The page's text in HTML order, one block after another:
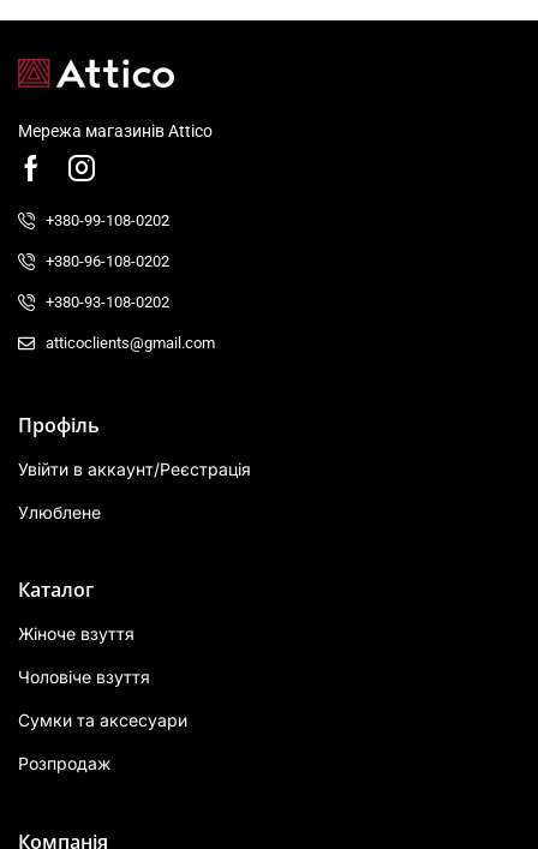
Мережа магазинів Attico
+380-99-108-0202
+380-96-108-0202
+380-93-108-0202
atticoclients@gmail.com
Профіль
Увійти в аккаунт/Реєстрація
Улюблене
Каталог
Жіноче взуття
Чоловіче взуття
Сумки та аксесуари
Розпродаж
Компанія